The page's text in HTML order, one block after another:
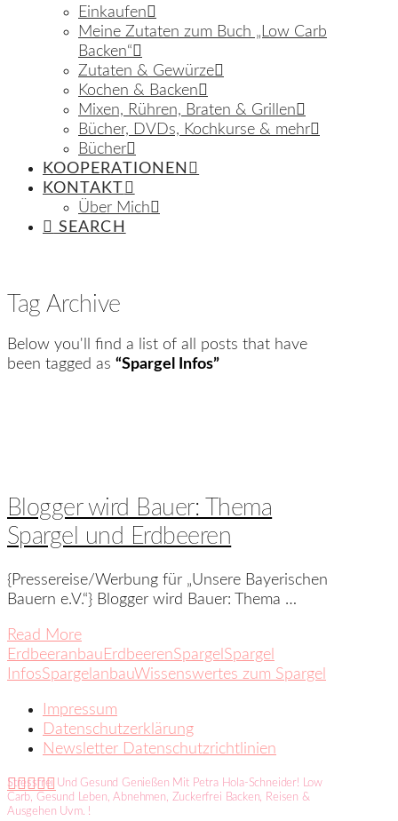
Einkaufen
Meine Zutaten zum Buch „Low Carb
Backen“
Zutaten & Gewürze
Kochen & Backen
Mixen, Rühren, Braten & Grillen
Bücher, DVDs, Kochkurse & mehr
Bücher
KOOPERATIONEN
KONTAKT
Über Mich
SEARCH
Tag Archive
Below you'll find a list of all posts that have
been tagged as “Spargel Infos”
Blogger wird Bauer: Thema
Spargel und Erdbeeren
{Pressereise/Werbung für „Unsere Bayerischen
Bauern e.V.“} Blogger wird Bauer: Thema …
Read More
Erdbeeranbau ErdbeerenSpargel Spargel
InfosSpargelanbauWissenswertes zum Spargel
Impressum
Datenschutzerklärung
Newsletter Datenschutzrichtlinien
Stressfrei Und Gesund Genießen Mit Petra Hola-Schneider! Low
Carb, Gesund Leben, Abnehmen, Zuckerfrei Backen, Reisen &
Ausgehen Uvm. !